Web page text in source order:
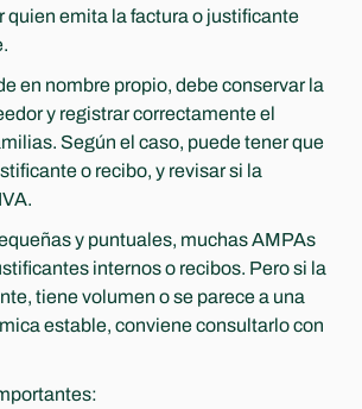
quien emita la factura o justificante
en nombre propio, debe conservar la
y registrar correctamente el
Según el caso, puede tener que
o recibo, y revisar si la
y puntuales, muchas AMPAs
internos o recibos. Pero si la
tiene volumen o se parece a una
estable, conviene consultarlo con